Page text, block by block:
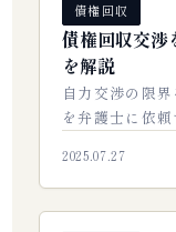
債権回収
債権回収交渉
を解説
自力交渉の限
を弁護士に依
を守るための
2025.07.27